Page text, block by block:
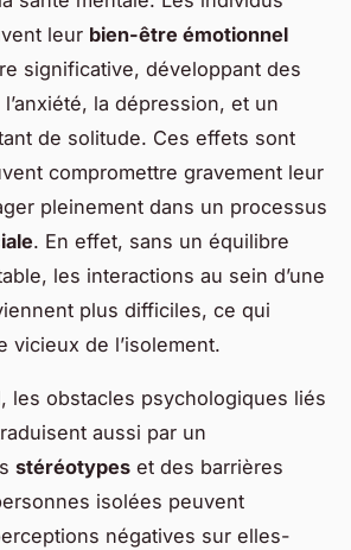
leur bien-être émotionnel
significative, développant des
la dépression, et un
de solitude. Ces effets sont
compromettre gravement leur
pleinement dans un processus
. En effet, sans un équilibre
les interactions au sein d’une
plus difficiles, ce qui
vicieux de l’isolement.
les obstacles psychologiques liés
aussi par un
stéréotypes et des barrières
isolées peuvent
négatives sur elles-